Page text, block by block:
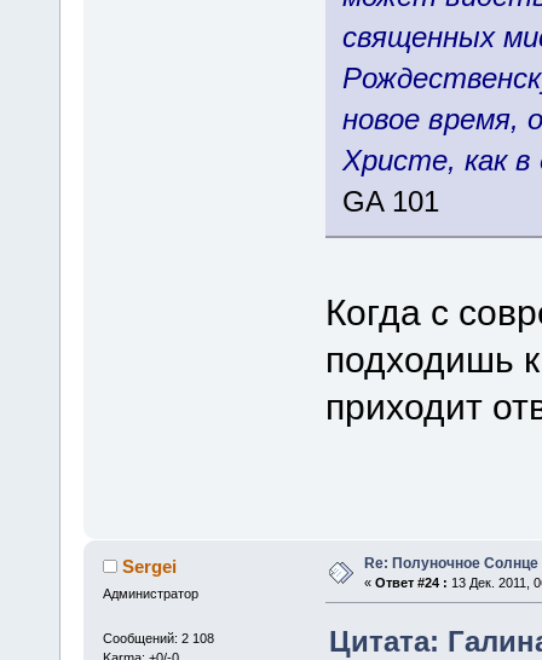
священных
новое время,
Христе, как
GA 101
Когда с
подходишь
приходит
Sergei
Администратор
Сообщений: 2 108
Re: Полуночное Солнце
« Ответ #24 : 13 Дек. 2011,
Цитата: